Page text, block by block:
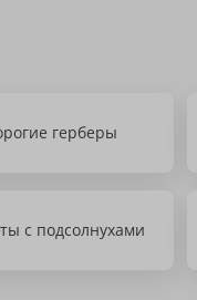
герберы
с подсолнухами